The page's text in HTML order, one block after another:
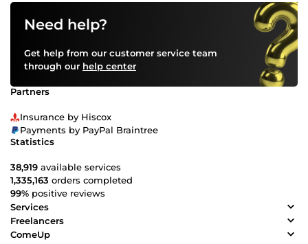
Need help?
Get help from our customer service team
through our help center
Partners
Insurance by Hiscox
Payments by PayPal Braintree
Statistics
38,919 available services
1,335,163 orders completed
99% positive reviews
Services
Freelancers
ComeUp